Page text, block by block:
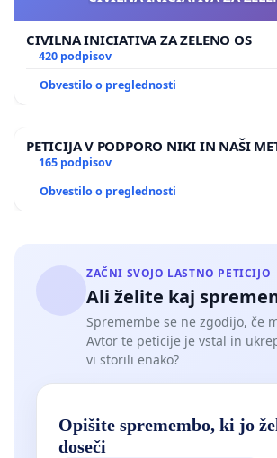
CIVILNA INICIATIVA ZA ZELENO OS
420 podpisov
Obvestilo o preglednosti
PETICIJA V PODPORO NIKI IN NAŠI
165 podpisov
Obvestilo o preglednosti
ZAČNI SVOJO LASTNO PETICIJO
Ali želite kaj
Spremembe se ne zgodijo, če
Avtor te peticije je vstal in
vi storili enako?
Opišite spremembo, ki jo
doseči